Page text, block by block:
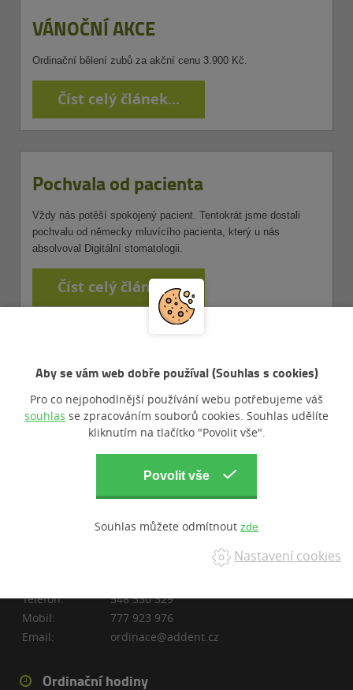
VÁNOČNÍ AKCE
Ordinační bělení zubů za akční cenu 3.900 Kč.
Číst celý článek...
Pochvala od pacienta
Vždy nás potěší spokojený pacient. Tentokrát jsme dostali
pochvalu od německy mluvícího pacienta, který u nás
absolvoval Digitální stomatologii.
Číst celý článek...
Telefon:
548 530 329
Mobil:
777 923 976
Email:
ordinace@addent.cz
Ordinační hodiny
Aby se vám web dobře používal (Souhlas s cookies)
Pro co nejpohodlnější používání webu potřebujeme váš
souhlas se zpracováním souborů cookies. Souhlas udělíte
kliknutím na tlačítko "Povolit vše".
Souhlas můžete odmítnout
Nastavení cookies